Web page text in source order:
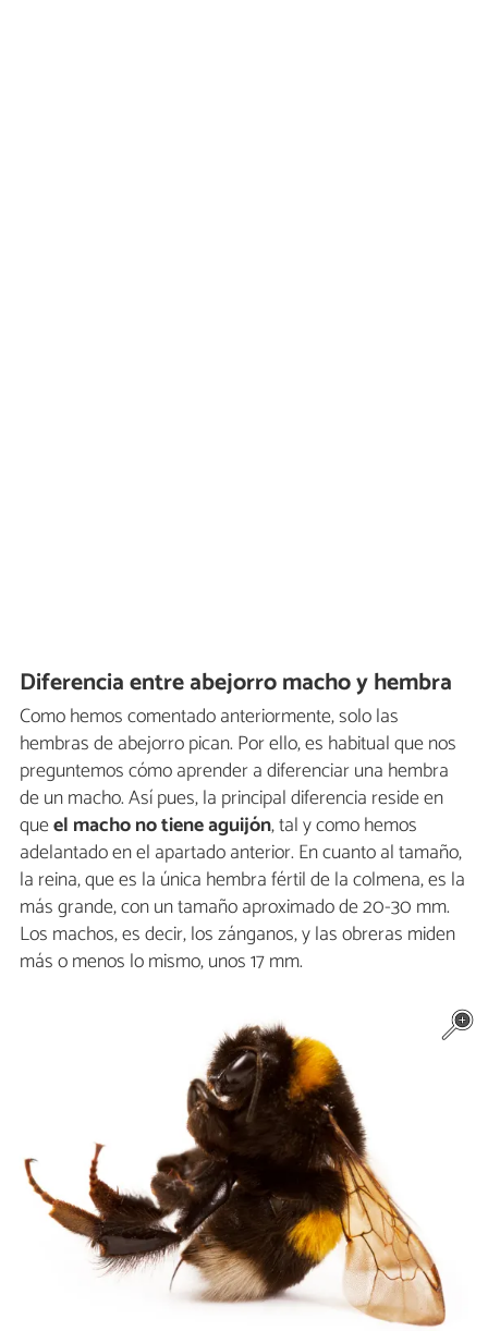
Diferencia entre abejorro macho y hembra
Como hemos comentado anteriormente, solo las
hembras de abejorro pican. Por ello, es habitual que nos
preguntemos cómo aprender a diferenciar una hembra
de un macho. Así pues, la principal diferencia reside en
queel macho no tiene aguijón, tal y como hemos
adelantado en el apartado anterior. En cuanto al tamaño,
la reina, que es la única hembra fértil de la colmena, es la
más grande, con un tamaño aproximado de 20-30 mm.
Los machos, es decir, los zánganos, y las obreras miden
más o menos lo mismo, unos 17 mm.